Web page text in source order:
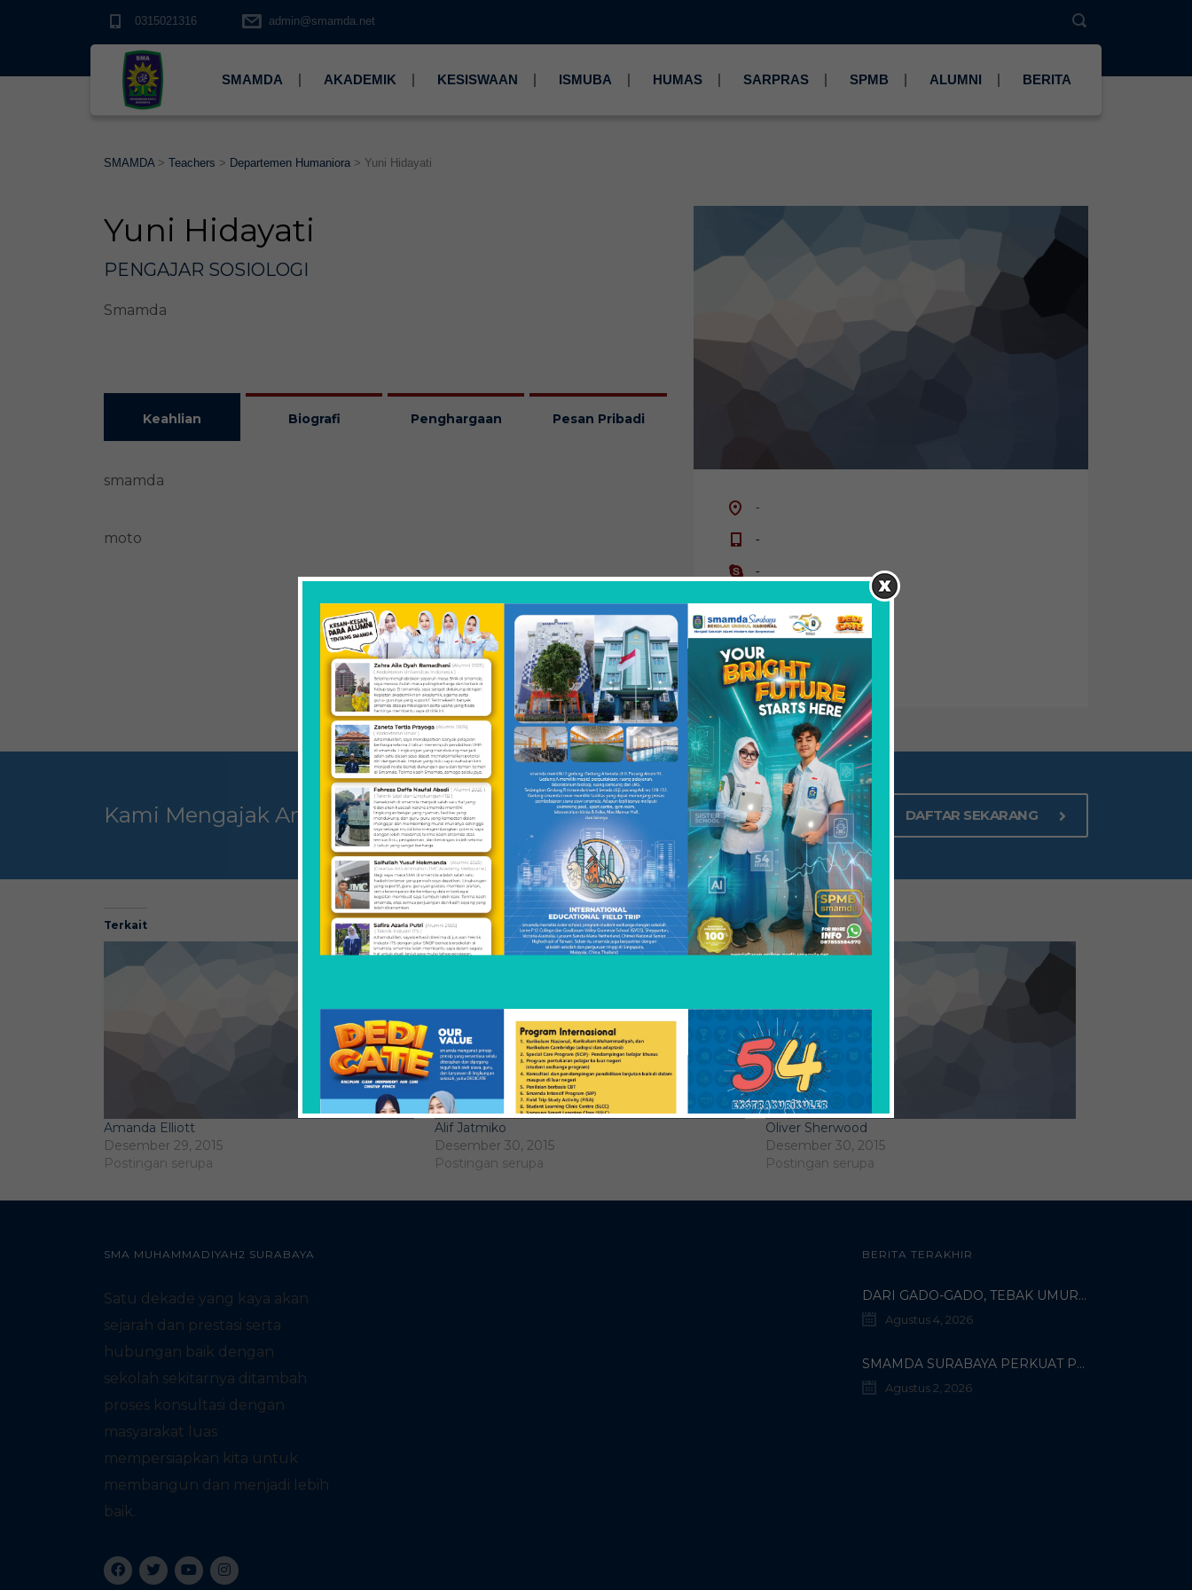
0315021316 admin@smamda.net
SMAMDA AKADEMIK KESISWAAN ISMUBA HUMAS SARPRAS SPMB ALUMNI BERITA
SMAMDA> Teachers > Departemen Humaniora > Yuni Hidayati
Yuni Hidayati
PENGAJAR SOSIOLOGI
Smamda
Keahlian Biografi Penghargaan Pesan Pribadi
smamda
moto
-
-
-
-
-
Kami Mengajak Anda Untuk Menjadi Bagian Dari Smamda DAFTAR SEKARANG
Terkait
Amanda Elliott
Desember 29, 2015
Postingan serupa
Alif Jatmiko
Desember 30, 2015
Postingan serupa
Oliver Sherwood
Desember 30, 2015
Postingan serupa
SMA MUHAMMADIYAH2 SURABAYA
Satu dekade yang kaya akan
sejarah dan prestasi serta
hubungan baik dengan
sekolah sekitarnya ditambah
proses konsultasi dengan
masyarakat luas
mempersiapkan kita untuk
membangun dan menjadi lebih
baik.
BERITA TERAKHIR
DARI GADO-GADO, TEBAK UMUR DOSEN, HINGGA BELI PECI MUHAMMADIYAH: TERUNGKAPNYA KISAH UNIK 3 MAHASISWA TURKI DI SMAMDA!
Agustus 4, 2026
SMAMDA SURABAYA PERKUAT PROGRAM INTERNASIONAL MELALUI KOORDINASI BERSAMA WALI MURID KELAS X
Agustus 2, 2026